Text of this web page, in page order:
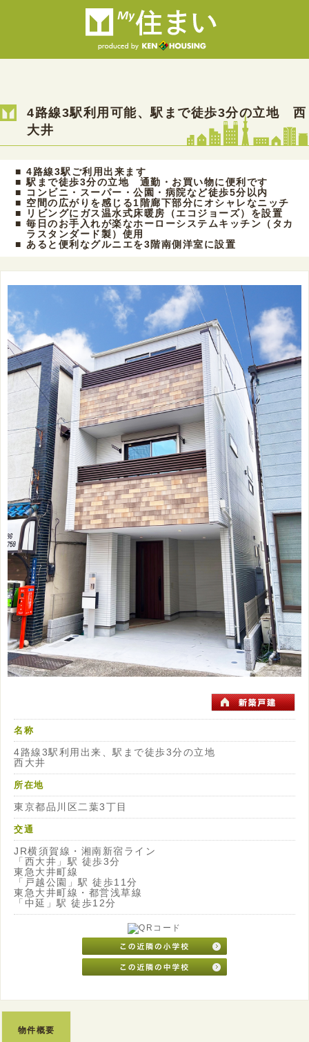
4路線3駅利用可能、駅まで徒歩3分の立地 西
大井
■ 4路線3駅ご利用出来ます
■ 駅まで徒歩3分の立地 通勤・お買い物に便利です
■
コンビニ・スーパー・公園・病院など徒歩5分以内
■ 空間の広がりを感じる1階廊下部分にオシャレなニッチ
■
リビングにガス温水式床暖房（エコジョーズ）を設置
■ 毎日のお手入れが楽なホーローシステムキッチン（タカ
ラスタンダード製）使用
■ あると便利なグルニエを3階南側洋室に設置
名称
4路線3駅利用出来、駅まで徒歩3分の立地
西大井
所在地
東京都品川区二葉3丁目
交通
JR横須賀線・湘南新宿ライン
「西大井」駅 徒歩3分
東急大井町線
「戸越公園」駅 徒歩11分
東急大井町線・都営浅草線
「中延」駅 徒歩12分
物件概要